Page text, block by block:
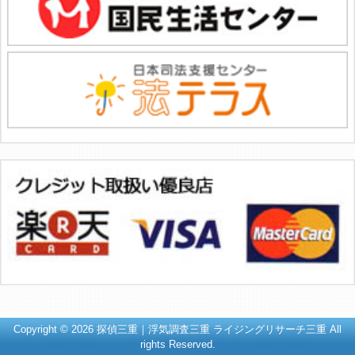
Copyright © 2026 探偵三重｜浮気調査三重 ライジングリサーチ三重 All
rights Reserved.